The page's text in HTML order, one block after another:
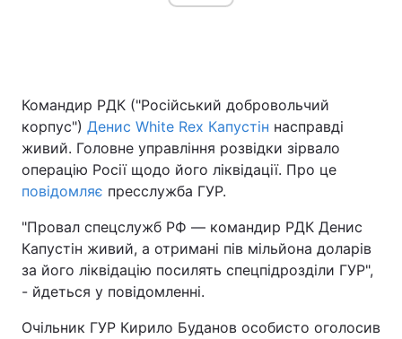
Командир РДК ("Російський добровольчий
корпус") Денис White Rex Капустін насправді
живий. Головне управління розвідки зірвало
операцію Росії щодо його ліквідації. Про це
повідомляє пресслужба ГУР.
"Провал спецслужб РФ ― командир РДК Денис
Капустін живий, а отримані пів мільйона доларів
за його ліквідацію посилять спецпідрозділи ГУР",
- йдеться у повідомленні.
Очільник ГУР Кирило Буданов особисто оголосив